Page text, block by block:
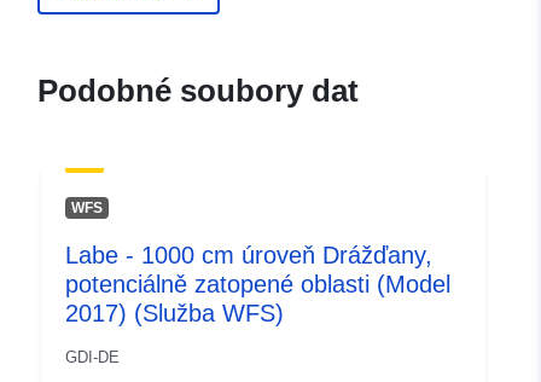
Podobné soubory dat
WFS
Labe - 1000 cm úroveň Drážďany,
potenciálně zatopené oblasti (Model
2017) (Služba WFS)
GDI-DE